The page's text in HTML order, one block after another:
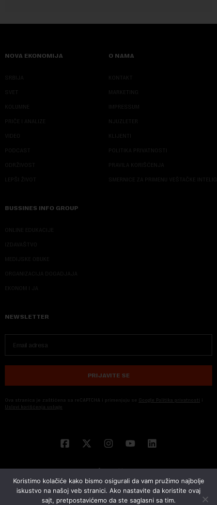
NOVA EKONOMIJA
SRBIJA
SVET
KOLUMNE
PRIČE I ANALIZE
VIDEO
PODCAST
ODRŽIVOST
LEPŠI ŽIVOT
O NAMA
KONTAKT
MARKETING
IMPRESSUM
NJUZLETER
KLIJENTI
POLITIKA PRIVATNOSTI
PRAVILA KORIŠĆENJA
SMERNICE ZA PRIMENU VEŠTAČKE
BUSSINES INFO GROUP
ONLINE EDUKACIJE
IZDAVAŠTVO
MEDIJSKE OBUKE
ORGANIZACIJA DOGADJAJA
EKONOM I JA
NEWSLETTER
PRIJAVITE SE
Ova stranica je zaštićena sa reCAPTCHA i primenjuju se Google Politika privatnosti i
Uslovi korišćenja usluge
Koristimo kolačiće kako bismo osigurali da vam pružimo najbolje
iskustvo na našoj veb stranici. Ako nastavite da koristite ovaj
sajt, pretpostavićemo da ste saglasni sa tim.